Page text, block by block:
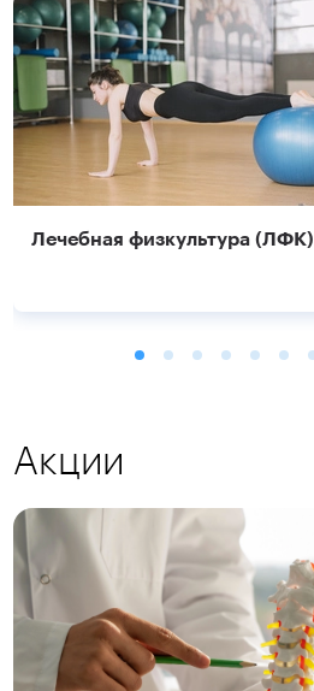
Лечебная физкультура (ЛФК)
Подробнее
Акции